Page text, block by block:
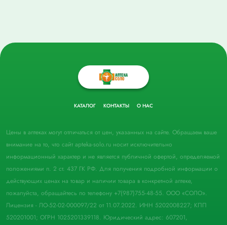
КАТАЛОГ КОНТАКТЫ О НАС
Цены в аптеках могут отличаться от цен, указанных на сайте. Обращаем ваше
внимание на то, что сайт apteka-solo.ru носит исключительно
информационный характер и не является публичной офертой, определяемой
положениями п. 2 ст. 437 ГК РФ. Для получения подробной информации о
действующих ценах на товар и наличии товара в конкретной аптеке,
пожалуйста, обращайтесь по телефону +7(987)755-48-55. ООО «СОЛО».
Лицензия - ЛО-52-02-000097/22 от 11.07.2022. ИНН 5202008227; КПП
520201001; ОГРН 1025201339118. Юридический адрес: 607201,